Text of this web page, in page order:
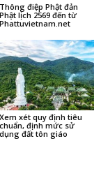
Thông điệp Phật đản
Phật lịch 2569 đến từ
Phattuvietnam.net
Xem xét quy định tiêu
chuẩn, định mức sử
dụng đất tôn giáo